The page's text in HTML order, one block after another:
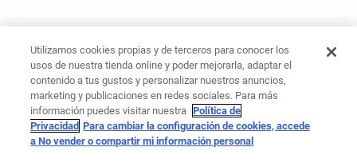
Utilizamos cookies propias y de terceros para conocer los
usos de nuestra tienda online y poder mejorarla, adaptar el
contenido a tus gustos y personalizar nuestros anuncios,
marketing y publicaciones en redes sociales. Para más
información puedes visitar nuestra Política de
Privacidad Para cambiar la configuración de cookies, accede
a No vender o compartir mi información personal